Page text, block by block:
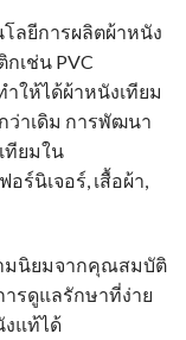
โลยีการผลิตผ้าหนัง
เช่น PVC
ำให้ได้ผ้าหนังเทียม
าเดิม การพัฒนา
ทียมใน
ร์นิเจอร์, เสื้อผ้า,
มนิยมจากคุณสมบัติ
รดูแลรักษาที่ง่าย
แท้ได้